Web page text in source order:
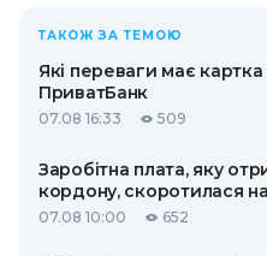
ТАКОЖ ЗА ТЕМОЮ
Які переваги має
ПриватБанк
07.08 16:33 509
Заробітна плата, яку
кордону, скоротилася
07.08 10:00 652